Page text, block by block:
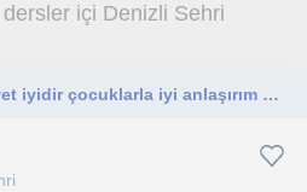
içi Denizli Sehri
İletişimim öğrencilerle gayet iyidir çocuklarla iyi anlaşırım ve eksiklerini analiz edip tamamlamaya yönelik ilerlerim